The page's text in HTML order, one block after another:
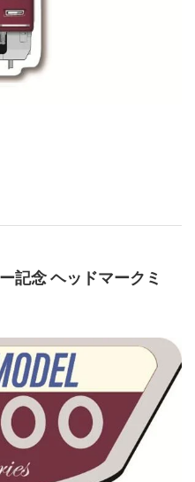
記念 ヘッドマークミ